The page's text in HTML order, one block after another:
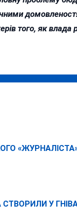
того, як влада
У